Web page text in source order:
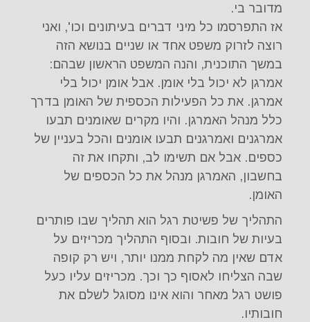
מדובר בי.
אז התפרסמו כל מיני דברים בעיתונים וכו', ואני
רוצה לזרוק משפט אחד או שניים בנושא הזה
במשך התוכנית, והנה המשפט הראשון שבהם:
אמרגן לא יכול בלי אומן. אבל אומן יכול בלי
אמרגן. את כל הפעילות הכספית של האומן בדרך
כלל מנהל האמרגן. והיו מקרים שאומנים תבעו
אמרגנים ואמרגנים תבעו אומנים והכל בעניין של
כספים. אבל אם תשימו לב, ותקחו את זה
בחשבון, האמרגן מנהל את כל הכספים של
האומן.
התהליך של פשיטת רגל הוא תהליך שבו פותרים
בעיות של חובות. ובסוף התהליך מכריזים על
אדם שאין מה לקחת ממנו יותר, ויש רק קופה
שבה הצליחו לאסוף כך וכך. מכריזים עליו כעל
פושט רגל מאחר והוא אינו מסוגל לשלם את
חובותיו.